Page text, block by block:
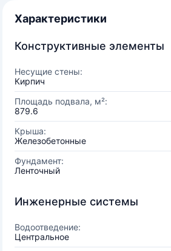
Характеристики
Конструктивные элементы
Несущие стены:
Кирпич
Площадь подвала, м²:
879.6
Крыша:
Железобетонные
Фундамент:
Ленточный
Инженерные системы
Водоотведение:
Центральное